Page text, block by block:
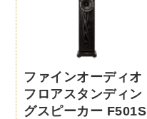
ファインオーディオ
フロアスタンディン
グスピーカー F501S